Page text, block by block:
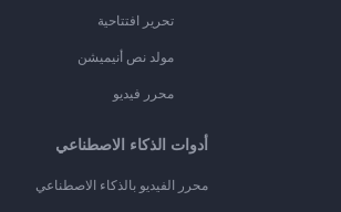
تحرير افتتاحية
مولد نص أنيميشن
محرر فيديو
أدوات الذكاء الاصطناعي
محرر الفيديو بالذكاء الاصطناعي